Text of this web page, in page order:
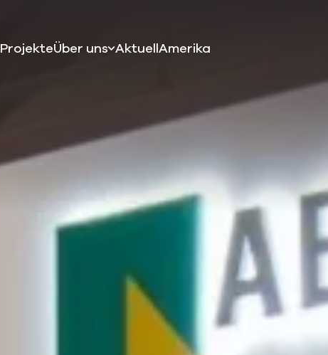
ProjekteÜber uns AktuellAmerika